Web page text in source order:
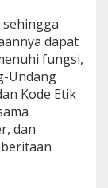
dapat
fungsi,
Undang
Kode Etik
dan